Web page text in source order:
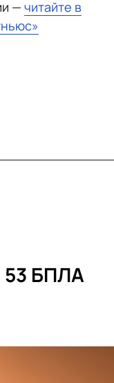
— читайте в
53 БПЛА